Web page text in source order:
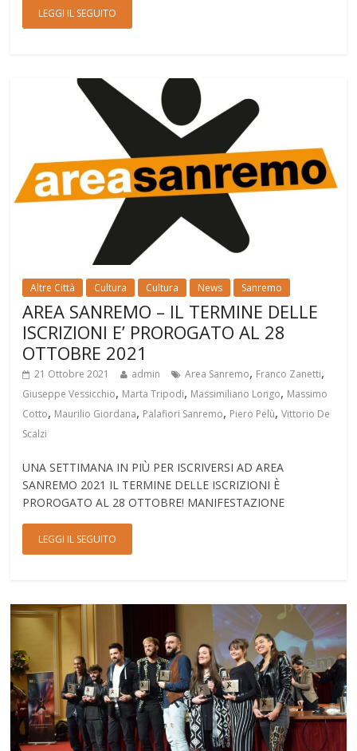
LEGGI IL SEGUITO
Altre Città Cultura Cultura News Sanremo
AREA SANREMO – IL TERMINE DELLE
ISCRIZIONI E’ PROROGATO AL 28
OTTOBRE 2021
21 Ottobre 2021 admin Area Sanremo, Franco Zanetti,
Giuseppe Vessicchio, Marta Tripodi, Massimiliano Longo, Massimo
Cotto, Maurilio Giordana, Palafiori Sanremo, Piero Pelù,Vittorio De
Scalzi
UNA SETTIMANA IN PIÙ PER ISCRIVERSI AD AREA
SANREMO 2021 IL TERMINE DELLE ISCRIZIONI È
PROROGATO AL 28 OTTOBRE! MANIFESTAZIONE
LEGGI IL SEGUITO